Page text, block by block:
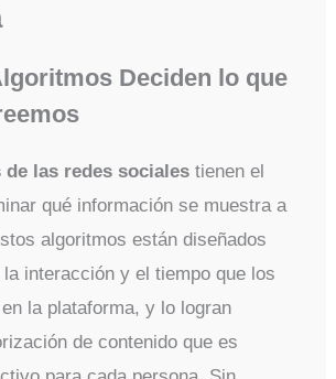
Deciden lo que
las redes sociales tienen el
qué información se muestra a
algoritmos están diseñados
interacción y el tiempo que los
la plataforma, y lo logran
de contenido que es